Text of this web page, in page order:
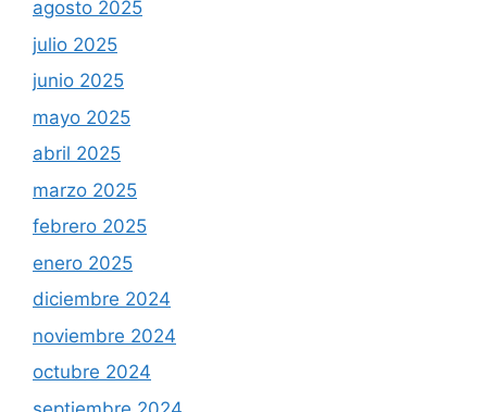
agosto 2025
julio 2025
junio 2025
mayo 2025
abril 2025
marzo 2025
febrero 2025
enero 2025
diciembre 2024
noviembre 2024
octubre 2024